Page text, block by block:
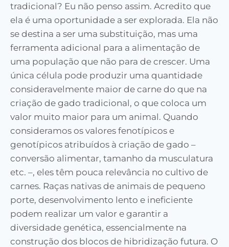
tradicional? Eu não penso assim. Acredito que
ela é uma oportunidade a ser explorada. Ela não
se destina a ser uma substituição, mas uma
ferramenta adicional para a alimentação de
uma população que não para de crescer. Uma
única célula pode produzir uma quantidade
consideravelmente maior de carne do que na
criação de gado tradicional, o que coloca um
valor muito maior para um animal. Quando
consideramos os valores fenotípicos e
genotípicos atribuídos à criação de gado –
conversão alimentar, tamanho da musculatura
etc. –, eles têm pouca relevância no cultivo de
carnes. Raças nativas de animais de pequeno
porte, desenvolvimento lento e ineficiente
podem realizar um valor e garantir a
diversidade genética, essencialmente na
construção dos blocos de hibridização futura. O